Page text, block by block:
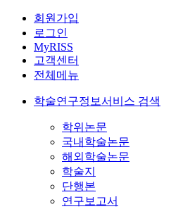
회원가입
로그인
MyRISS
고객센터
전체메뉴
학술연구정보서비스 검색
학위논문
국내학술논문
해외학술논문
학술지
단행본
연구보고서